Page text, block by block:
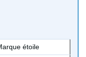
étoile